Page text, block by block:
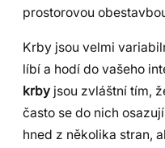
prostorovou
Krby jsou velmi
líbí a hodí do vašeho
krby jsou zvláštní tím,
často se do nich
hned z několika stran,